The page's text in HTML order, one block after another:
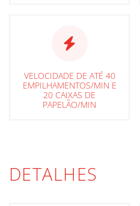
VELOCIDADE DE ATÉ 40
EMPILHAMENTOS/MIN E
20 CAIXAS DE
PAPELÃO/MIN
DETALHES